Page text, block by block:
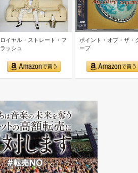
ロイヤル・ストレート・フ
ラッシュ
ポイント・オブ・ザ・
ーブ